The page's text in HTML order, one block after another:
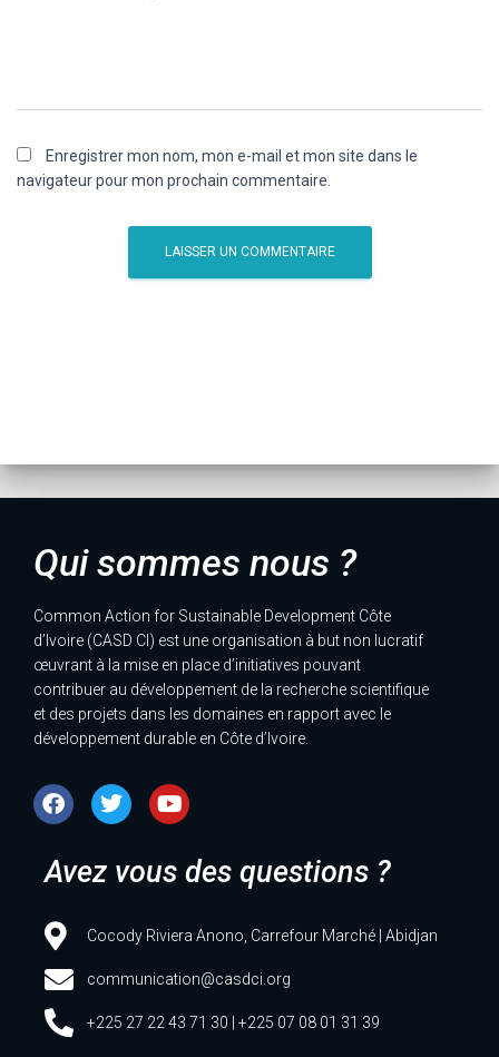
Enregistrer mon nom, mon e-mail et mon site dans le
navigateur pour mon prochain commentaire.
Qui sommes nous ?
Common Action for Sustainable Development Côte
d’Ivoire (CASD CI) est une organisation à but non lucratif
œuvrant à la mise en place d’initiatives pouvant
contribuer au développement de la recherche scientifique
et des projets dans les domaines en rapport avec le
développement durable en Côte d’Ivoire.
Avez vous des questions ?
Cocody Riviera Anono, Carrefour Marché | Abidjan
communication@casdci.org
+225 27 22 43 71 30 | +225 07 08 01 31 39